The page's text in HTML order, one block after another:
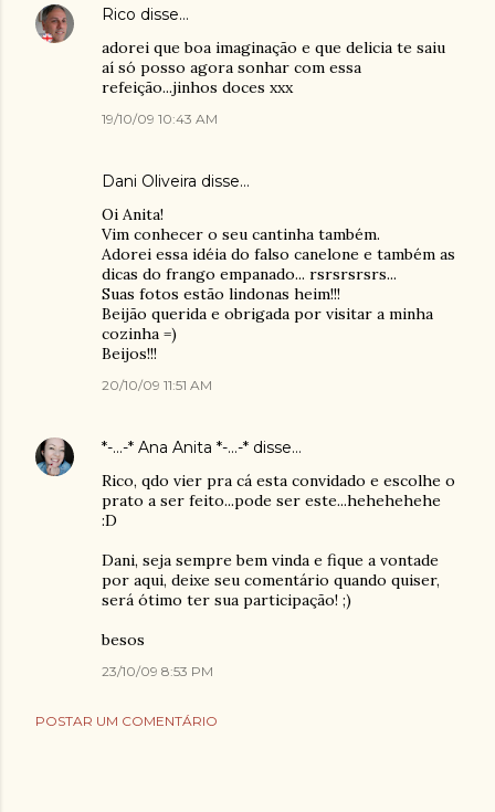
Rico disse…
adorei que boa imaginação e que delicia te saiu
aí só posso agora sonhar com essa
refeição...jinhos doces xxx
19/10/09 10:43 AM
Dani Oliveira disse…
Oi Anita!
Vim conhecer o seu cantinha também.
Adorei essa idéia do falso canelone e também as
dicas do frango empanado... rsrsrsrsrs...
Suas fotos estão lindonas heim!!!
Beijão querida e obrigada por visitar a minha
cozinha =)
Beijos!!!
20/10/09 11:51 AM
*-...-* Ana Anita *-...-* disse…
Rico, qdo vier pra cá esta convidado e escolhe o
prato a ser feito...pode ser este...hehehehehe
:D
Dani, seja sempre bem vinda e fique a vontade
por aqui, deixe seu comentário quando quiser,
será ótimo ter sua participação! ;)
besos
23/10/09 8:53 PM
POSTAR UM COMENTÁRIO